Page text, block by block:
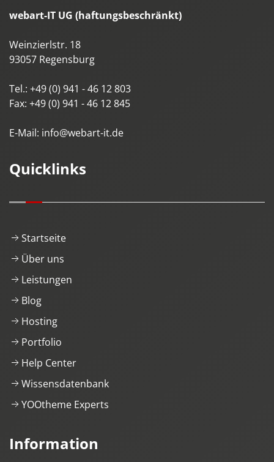
webart-IT UG (haftungsbeschränkt)
Weinzierlstr. 18
93057 Regensburg
Tel.: +49 (0) 941 - 46 12 803
Fax: +49 (0) 941 - 46 12 845
E-Mail: info@webart-it.de
Quicklinks
Startseite
Über uns
Leistungen
Blog
Hosting
Portfolio
Help Center
Wissensdatenbank
YOOtheme Experts
Information